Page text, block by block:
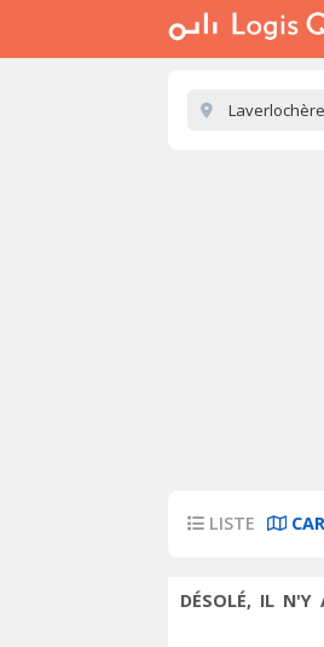
LISTE
DÉSOLÉ, IL N'Y